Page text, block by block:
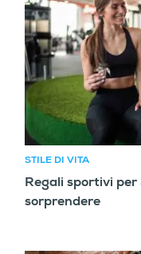
STILE DI VITA
Regali sportivi per
sorprendere